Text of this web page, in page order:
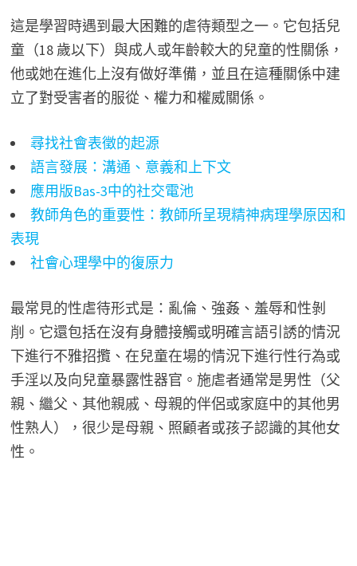
這是學習時遇到最大困難的虐待類型之一。它包括兒
童（18 歲以下）與成人或年齡較大的兒童的性關係，
他或她在進化上沒有做好準備，並且在這種關係中建
立了對受害者的服從、權力和權威關係。
尋找社會表徵的起源
語言發展：溝通、意義和上下文
應用版Bas-3中的社交電池
教師角色的重要性：教師所呈現精神病理學原因和
表現
社會心理學中的復原力
最常見的性虐待形式是：亂倫、強姦、羞辱和性剝
削。它還包括在沒有身體接觸或明確言語引誘的情況
下進行不雅招攬、在兒童在場的情況下進行性行為或
手淫以及向兒童暴露性器官。施虐者通常是男性（父
親、繼父、其他親戚、母親的伴侶或家庭中的其他男
性熟人），很少是母親、照顧者或孩子認識的其他女
性。